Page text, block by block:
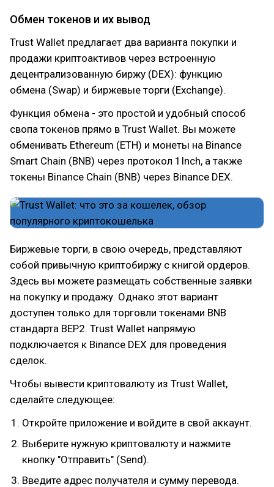
Обмен токенов и их вывод
Trust Wallet предлагает два варианта покупки и
продажи криптоактивов через встроенную
децентрализованную биржу (DEX): функцию
обмена (Swap) и биржевые торги (Exchange).
Функция обмена - это простой и удобный способ
свопа токенов прямо в Trust Wallet. Вы можете
обменивать Ethereum (ETH) и монеты на Binance
Smart Chain (BNB) через протокол 1Inch, а также
токены Binance Chain (BNB) через Binance DEX.
Биржевые торги, в свою очередь, представляют
собой привычную криптобиржу с книгой ордеров.
Здесь вы можете размещать собственные заявки
на покупку и продажу. Однако этот вариант
доступен только для торговли токенами BNB
стандарта BEP2. Trust Wallet напрямую
подключается к Binance DEX для проведения
сделок.
Чтобы вывести криптовалюту из Trust Wallet,
сделайте следующее:
Откройте приложение и войдите в свой аккаунт.
Выберите нужную криптовалюту и нажмите
кнопку "Отправить" (Send).
Введите адрес получателя и сумму перевода.